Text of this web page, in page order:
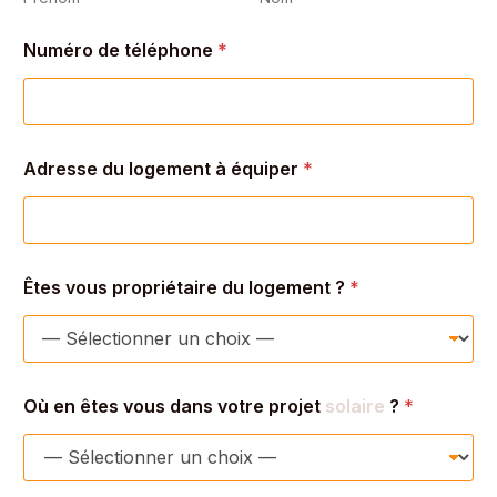
Numéro de téléphone *
Adresse du logement à équiper *
t
e
v
s
l
o
e
Êtes vous propriétaire du logement ? *
Où en êtes vous dans votre projet solaire ? *